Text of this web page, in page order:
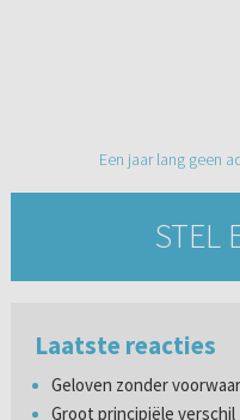
Een jaar lang geen
STEL
Laatste reacties
Geloven zonder
Groot principiële verschil